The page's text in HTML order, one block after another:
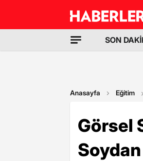
SON
Anasayfa Eğitim
Görsel